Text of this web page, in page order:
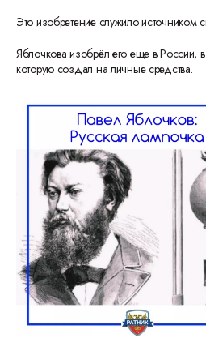
Это изобретение служило источником
Яблочкова изобрёл его еще в России,
которую создал на личные средства.